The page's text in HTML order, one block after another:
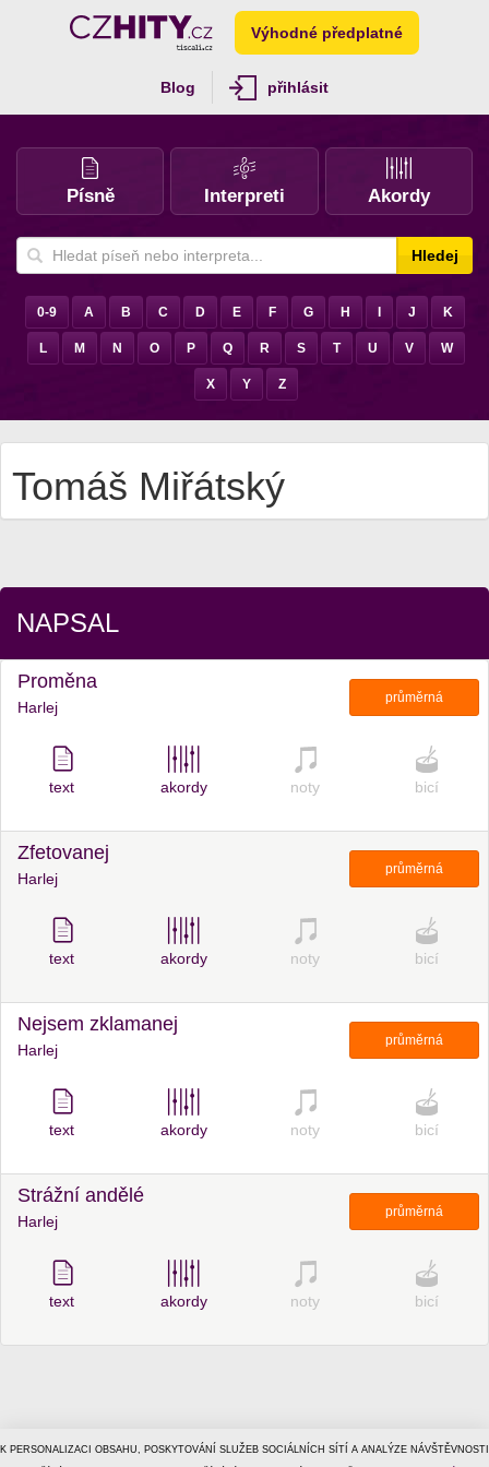
K PERSONALIZACI OBSAHU, POSKYTOVÁNÍ SLUŽEB SOCIÁLNÍCH SÍTÍ A ANALÝZE NÁVŠTĚVNOSTI
Výhodné předplatné
Blog přihlásit
Písně Interpreti Akordy
Hledej
0-9 A B C D E F G H J K
L M N O P Q R S T U V W
X Y Z
Tomáš Miřátský
NAPSAL
Proměna
Harlej
průměrná
text akordy noty bicí
Zfetovanej
Harlej
průměrná
text akordy noty bicí
Nejsem zklamanej
Harlej
průměrná
text akordy noty bicí
Strážní andělé
Harlej
průměrná
text akordy noty bicí